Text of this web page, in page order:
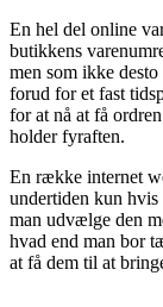
En hel del online
butikkens
men som ikke
forud for et fast
for at nå at få
holder fyraften.
En række internet
undertiden kun hvis
man udvælge den
hvad end man bor
at få dem til at